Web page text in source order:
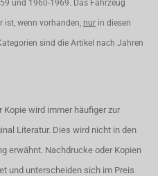
und 1960-1969. Das Fahrzeug
ist, wenn vorhanden, nur in diesen
sind die Artikel nach Jahren
Kopie wird immer häufiger zur
Literatur. Dies wird nicht in den
erwähnt. Nachdrucke oder Kopien
und unterscheiden sich im Preis